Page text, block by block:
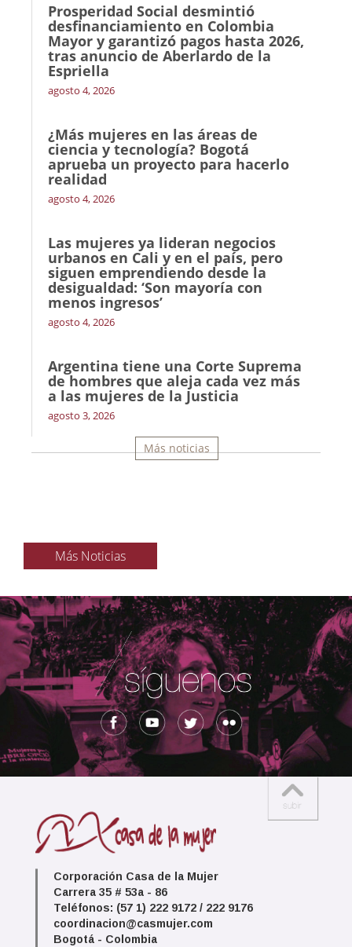
Prosperidad Social desmintió
desfinanciamiento en Colombia
Mayor y garantizó pagos hasta 2026,
tras anuncio de Aberlardo de la
Espriella
agosto 4, 2026
¿Más mujeres en las áreas de
ciencia y tecnología? Bogotá
aprueba un proyecto para hacerlo
realidad
agosto 4, 2026
Las mujeres ya lideran negocios
urbanos en Cali y en el país, pero
siguen emprendiendo desde la
desigualdad: ‘Son mayoría con
menos ingresos’
agosto 4, 2026
Argentina tiene una Corte Suprema
de hombres que aleja cada vez más
a las mujeres de la Justicia
agosto 3, 2026
Más noticias
Más Noticias
Corporación Casa de la Mujer
Carrera 35 # 53a - 86
Teléfonos: (57 1) 222 9172 / 222 9176
coordinacion@casmujer.com
Bogotá - Colombia